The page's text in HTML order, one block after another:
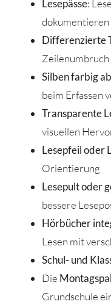
Lesepässe:
dokumentieren
Differenzierte
Zeilenumbruch
Silben farbig
beim Erfassen
Transparente
visuellen
Lesepfeil oder
Orientierung
Lesepult oder
bessere
Hörbücher
Lesen mit
Schul- und
Die
Grundschule